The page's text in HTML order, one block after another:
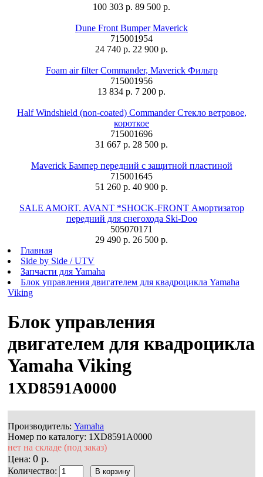
100 303 р. 89 500 р.
Dune Front Bumper Maverick
715001954
24 740 р. 22 900 р.
Foam air filter Commander, Maverick Фильтр
715001956
13 834 р. 7 200 р.
Half Windshield (non-coated) Commander Стекло ветровое,
короткое
715001696
31 667 р. 28 500 р.
Maverick Бампер передний с защитной пластиной
715001645
51 260 р. 40 900 р.
SALE AMORT. AVANT *SHOCK-FRONT Амортизатор
передний для снегохода Ski-Doo
505070171
29 490 р. 26 500 р.
Главная
Side by Side / UTV
Запчасти для Yamaha
Блок управления двигателем для квадроцикла Yamaha
Viking
Блок управления
двигателем для квадроцикла
Yamaha Viking
1XD8591A0000
Производитель: Yamaha
Номер по каталогу: 1XD8591A0000
нет на складе (под заказ)
Цена: 0 р.
Количество: